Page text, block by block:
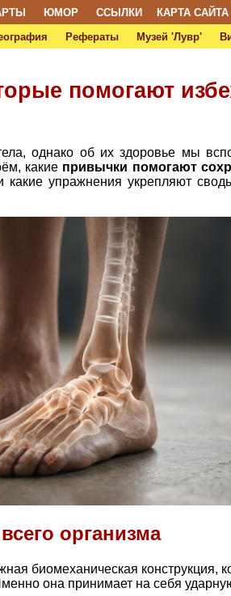
ЮМОР ССЫЛКИ КАРТА САЙТА
Рефераты Музей 'Лувр'
помогают
однако об их здоровье мы
какие привычки помогают
какие упражнения укрепляют
организма
биомеханическая конструкция,
она принимает на себя